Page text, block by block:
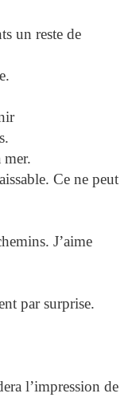
un reste de
mer.
Ce ne peut
J’aime
par surprise.
l’impression de